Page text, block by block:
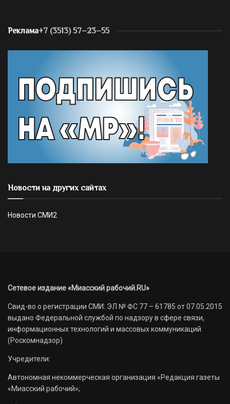
Реклама+7 (3513) 57–23–55
Новости на других сайтах
Новости СМИ2
Сетевое издание «Миасский рабочий.RU»
Свид-во о регистрации СМИ: ЭЛ № ФС 77 – 61785 от 07.05.2015
выдано Федеральной службой по надзору в сфере связи,
информационных технологий и массовых коммуникаций
(Роскомнадзор)
Учредители:
Автономная некоммерческая организация «Редакция газеты
«Миасский рабочий»;